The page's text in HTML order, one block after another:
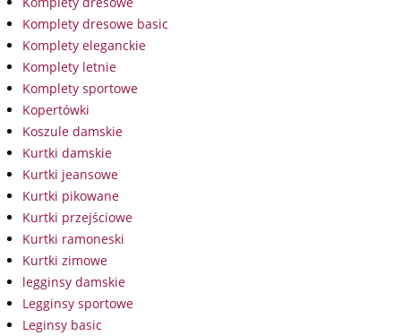
Komplety dresowe basic
Komplety eleganckie
Komplety letnie
Komplety sportowe
Kopertówki
Koszule damskie
Kurtki damskie
Kurtki jeansowe
Kurtki pikowane
Kurtki przejściowe
Kurtki ramoneski
Kurtki zimowe
legginsy damskie
Legginsy sportowe
Leginsy basic